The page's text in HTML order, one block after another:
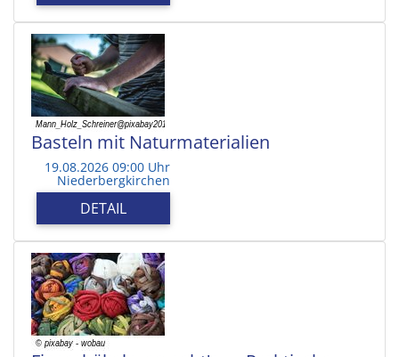
Basteln mit Naturmaterialien
19.08.2026 09:00 Uhr
Niederbergkirchen
DETAIL